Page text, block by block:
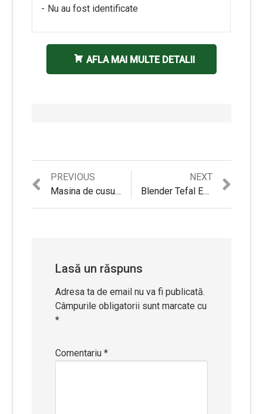
Nu au fost identificate
AFLA MAI MULTE DETALII
Navigare
PREVIOUS
Previous
post:
Masina de cusut TOYOTA OEKAKI 50R – Review complet si Pareri utile
NEXT
post:
Blender Tefal Easy Soup BL8411 – Review complet si Pareri obiective
Lasă un răspuns
Adresa ta de email nu va fi publicată.
Câmpurile obligatorii sunt marcate cu
*
Comentariu*